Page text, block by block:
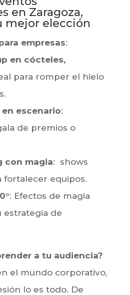
en Zaragoza,
mejor elección
empresas:
en cócteles,
para romper el hielo
escenario:
de premios o
con magia: shows
fortalecer equipos.
: Efectos de magia
estrategia de
a tu audiencia?
el mundo corporativo,
lo es todo. De